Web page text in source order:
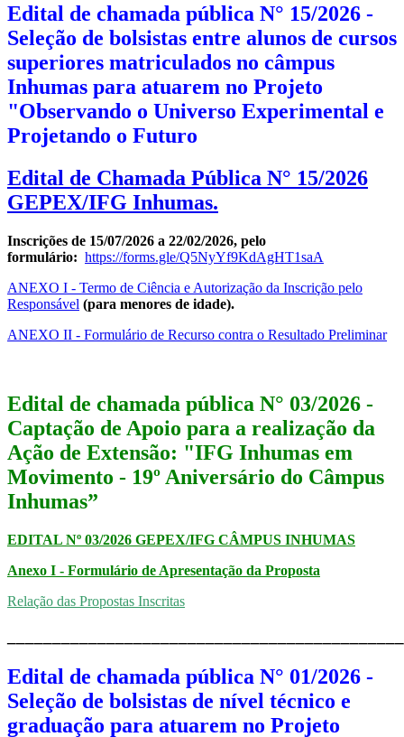
Edital de chamada pública N° 15/2026 -
Seleção de bolsistas entre alunos de cursos
superiores matriculados no câmpus
Inhumas para atuarem no Projeto
"Observando o Universo Experimental e
Projetando o Futuro​​​​​​
Edital de Chamada Pública N° 15/2026
GEPEX/IFG Inhumas.
Inscrições de 15/07/2026 a 22/02/2026, pelo
formulário: https://forms.gle/Q5NyYf9KdAgHT1saA
ANEXO I - Termo de Ciência e Autorização da Inscrição pelo
Responsável (para menores de idade).
ANEXO II - Formulário de Recurso contra o Resultado Preliminar
Edital de chamada pública N° 03/2026 -
Captação de Apoio para a realização da
Ação de Extensão: "IFG Inhumas em
Movimento - 19º Aniversário do Câmpus
Inhumas”​​​​
EDITAL Nº 03/2026 GEPEX/IFG CÂMPUS INHUMAS
Anexo I - Formulário de Apresentação da Proposta
Relação das Propostas Inscritas
Edital de chamada pública N° 01/2026 -
Seleção de bolsistas de nível técnico e
graduação para atuarem no Projeto